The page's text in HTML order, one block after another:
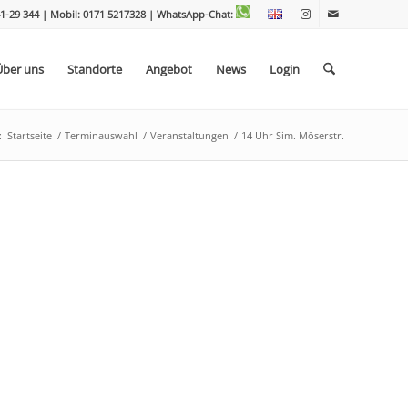
29 344 | Mobil: 0171 5217328 | WhatsApp-Chat:
uns Standorte Angebot News Login
Startseite / Terminauswahl / Veranstaltungen / 14 Uhr Sim. Möserstr.